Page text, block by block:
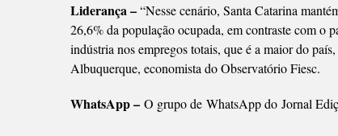
Liderança –“Nesse cenário, Santa Catarina
26,6% da população ocupada, em contraste com o
indústria nos empregos totais, que é a maior do
Albuquerque, economista do Observatório Fiesc.
WhatsApp – O grupo de WhatsApp do Jornal